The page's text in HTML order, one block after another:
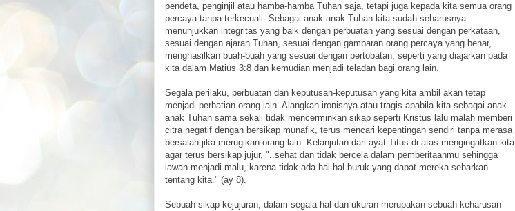
pendeta, penginjil atau hamba-hamba Tuhan saja, tetapi juga kepada kita semua orang
percaya tanpa terkecuali. Sebagai anak-anak Tuhan kita sudah seharusnya
menunjukkan integritas yang baik dengan perbuatan yang sesuai dengan perkataan,
sesuai dengan ajaran Tuhan, sesuai dengan gambaran orang percaya yang benar,
menghasilkan buah-buah yang sesuai dengan pertobatan, seperti yang diajarkan pada
kita dalam Matius 3:8 dan kemudian menjadi teladan bagi orang lain.
Segala perilaku, perbuatan dan keputusan-keputusan yang kita ambil akan tetap
menjadi perhatian orang lain. Alangkah ironisnya atau tragis apabila kita sebagai anak-
anak Tuhan sama sekali tidak mencerminkan sikap seperti Kristus lalu malah memberi
citra negatif dengan bersikap munafik, terus mencari kepentingan sendiri tanpa merasa
bersalah jika merugikan orang lain. Kelanjutan dari ayat Titus di atas mengingatkan kita
agar terus bersikap jujur, "..sehat dan tidak bercela dalam pemberitaanmu sehingga
lawan menjadi malu, karena tidak ada hal-hal buruk yang dapat mereka sebarkan
tentang kita." (ay 8).
Sebuah sikap kejujuran, dalam segala hal dan ukuran merupakan sebuah keharusan